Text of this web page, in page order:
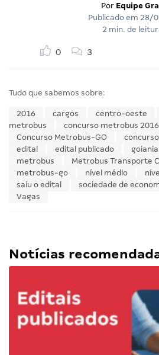
Por Equipe
Publicado em 28/
2 min. de
0 3
Tudo que sabemos sobre:
2016 cargos centro-oeste
metrobus
concurso metrobus
Concurso Metrobus-GO
edital
edital publicado goiania
metrobus
Metrobus Transporte
metrobus-go
nível médio
saiu o edital
sociedade de
Vagas
Notícias